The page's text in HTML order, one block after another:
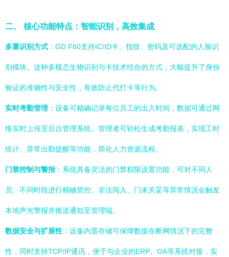
二、 核心功能特点：智能识别，高效集成
多重识别方式 ：GD F60支持IC/ID卡、指纹、密码及可选配的人脸识
别模块。这种多模态生物识别与卡技术结合的方式，大幅提升了身份
验证的准确性与安全性，有效防止代打卡等行为。
实时考勤管理 ：设备可精确记录每位员工的出入时间，数据可通过网
络实时上传至后台管理系统。管理者可轻松生成考勤报表，实现工时
统计、异常出勤提醒等功能，简化人力资源流程。
门禁控制与警报 ：系统具备灵活的门禁权限设置功能，可对不同人
员、不同时段进行精确管控。非法闯入、门未关妥等异常情况会触发
本地声光警报并推送通知至管理端。
数据安全与扩展性 ：设备内置存储可保障数据在断网情况下的完整
性，同时支持TCP/IP通讯，便于与企业的ERP、OA等系统对接，实